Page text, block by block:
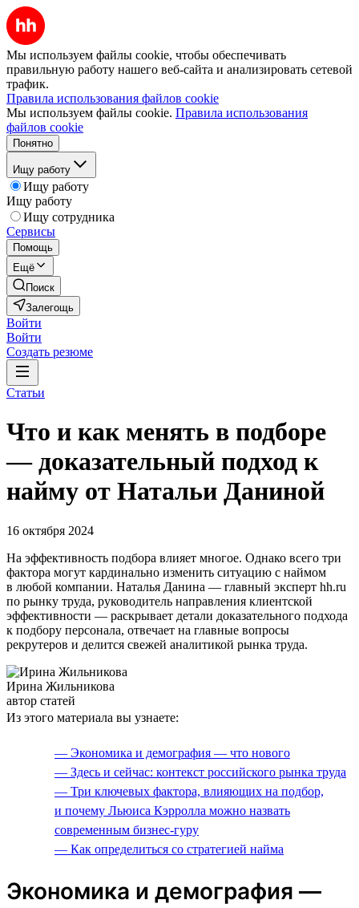
Мы используем файлы cookie, чтобы обеспечивать
правильную работу нашего веб-сайта и анализировать сетевой
трафик.
Правила использования файлов cookie
Мы используем файлы cookie. Правила использования
файлов cookie
Понятно
Ищу работу
Ищу работу
Ищу работу
Ищу сотрудника
Сервисы
Помощь
Ещё
Поиск
Залегощь
Войти
Войти
Создать резюме
Статьи
Что и как менять в подборе
— доказательный подход к
найму от Натальи Даниной
16 октября 2024
На эффективность подбора влияет многое. Однако всего три
фактора могут кардинально изменить ситуацию с наймом
в любой компании. Наталья Данина — главный эксперт hh.ru
по рынку труда, руководитель направления клиентской
эффективности — раскрывает детали доказательного подхода
к подбору персонала, отвечает на главные вопросы
рекрутеров и делится свежей аналитикой рынка труда.
Ирина Жильникова
автор статей
Из этого материала вы узнаете:
— Экономика и демография — что нового
— Здесь и сейчас: контекст российского рынка труда
— Три ключевых фактора, влияющих на подбор,
и почему Льюиса Кэрролла можно назвать
современным бизнес-гуру
— Как определиться со стратегией найма
Экономика и демография —